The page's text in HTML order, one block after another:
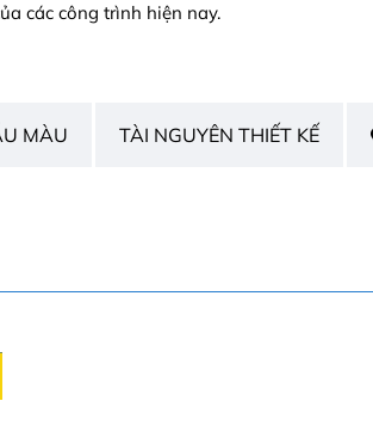
các công trình hiện nay.
MÀU TÀI NGUYÊN THIẾT KẾ